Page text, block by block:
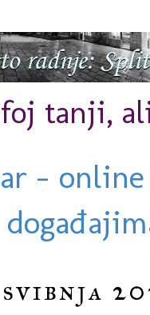
tanji,
-